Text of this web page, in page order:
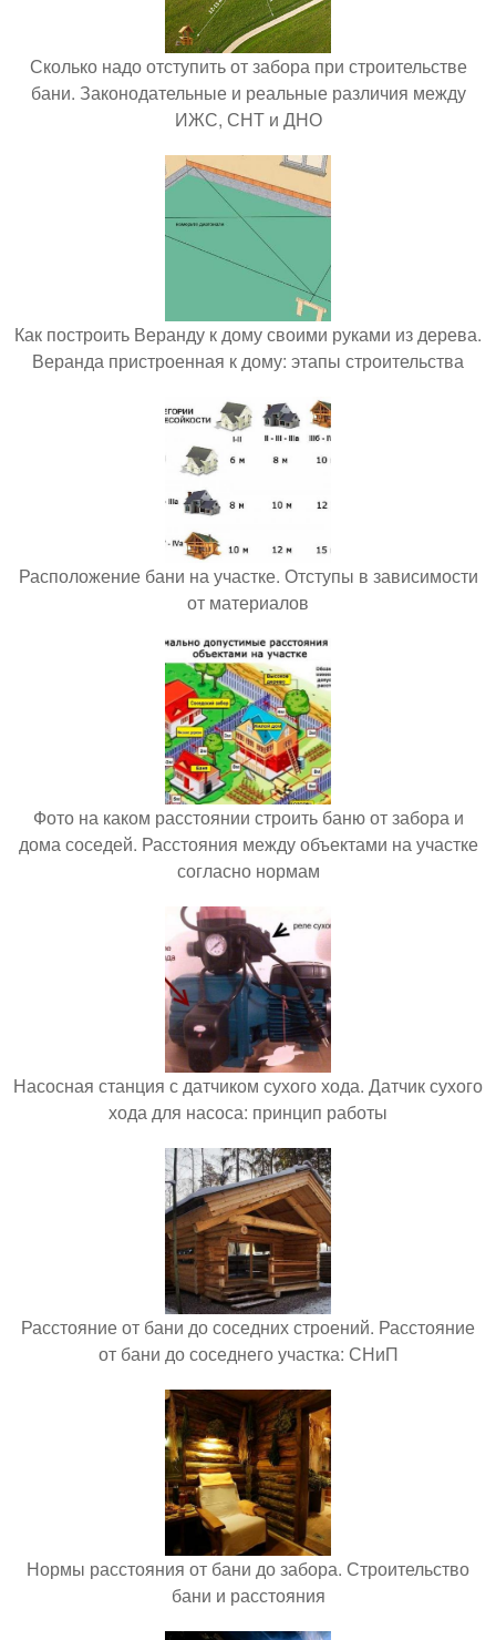
Сколько надо отступить от забора при строительстве
бани. Законодательные и реальные различия между
ИЖС, СНТ и ДНО
Как построить Веранду к дому своими руками из дерева.
Веранда пристроенная к дому: этапы строительства
Расположение бани на участке. Отступы в зависимости
от материалов
Фото на каком расстоянии строить баню от забора и
дома соседей. Расстояния между объектами на участке
согласно нормам
Насосная станция с датчиком сухого хода. Датчик сухого
хода для насоса: принцип работы
Расстояние от бани до соседних строений. Расстояние
от бани до соседнего участка: СНиП
Нормы расстояния от бани до забора. Строительство
бани и расстояния